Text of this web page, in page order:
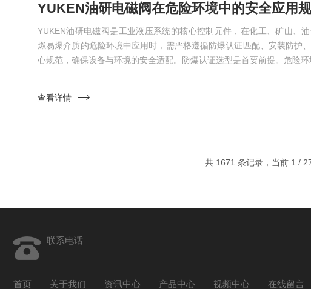
YUKEN油研电磁阀在危险环境中的安全应用
YUKEN油研电磁阀是工业液压系统的核心控制元件，在化工、矿山、
燃易爆介质的危险环境中应用时，需严格遵循防爆认证匹配、安装防护
心规范，确保设备与环境的安全适配。防爆认证选型是首要前提。危险环
（Exia）电磁阀，配合安全栅限制电路能量，杜绝电火花引燃风险；2区（
查看详情
共 1671 条记录，当前 1 /
联系电话
首页 关于我们 资讯中心 产品中心 视频中心 在线留言